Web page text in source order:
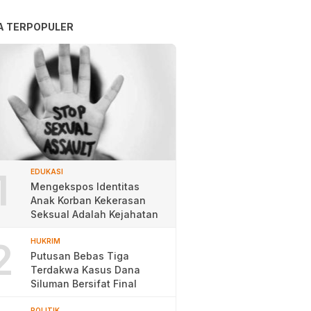
TERPOPULER
EDUKASI
Mengekspos Identitas
Anak Korban Kekerasan
Seksual Adalah Kejahatan
HUKRIM
Putusan Bebas Tiga
Terdakwa Kasus Dana
Siluman Bersifat Final